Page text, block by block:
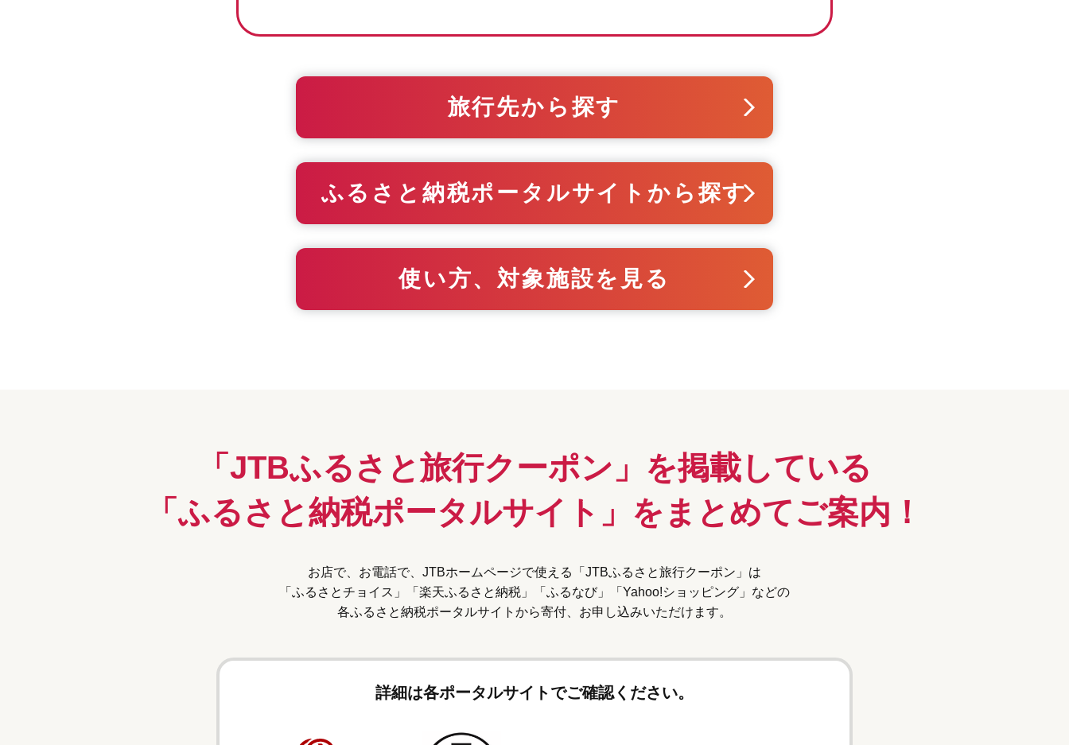
旅行先から探す
ふるさと納税ポータルサイトから探す
使い方、対象施設を見る
「JTBふるさと旅行クーポン」 を掲載している
「ふるさと納税ポータルサイト」を まとめてご案内！
お店で、お電話で、JTBホームページで使える
「JTBふるさと旅行クーポン」は
「ふるさとチョイス」「楽天ふるさと納税」
「ふるなび」「Yahoo!ショッピング」などの
各ふるさと納税ポータルサイトから寄付、 お申し込みいただけます。
詳細は各ポータルサイトでご確認ください。